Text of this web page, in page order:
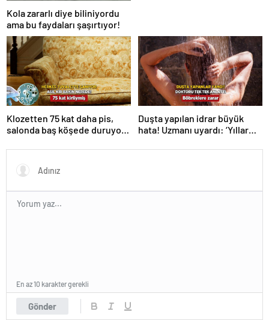
Kola zararlı diye biliniyordu
ama bu faydaları şaşırtıyor!
Klozetten 75 kat daha pis,
salonda baş köşede duruyor!
Duşta yapılan idrar büyük
hata! Uzmanı uyardı: ‘Yıllar
Gönder
En az 10 karakter gerekli